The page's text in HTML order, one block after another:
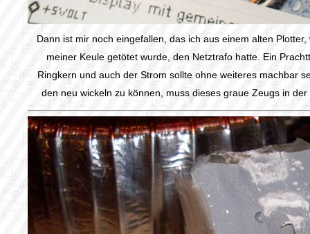
Dann ist mir noch eingefallen, das ich aus einem alten Plotter,
meiner Keule getötet wurde, den Netztrafo hatte. Ein
Ringkern und auch der Strom sollte ohne weiteres machbar
den neu wickeln zu können, muss dieses graue Zeugs in der